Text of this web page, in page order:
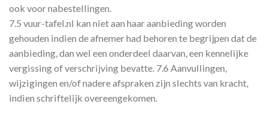
ook voor nabestellingen.
7.5 vuur-tafel.nl kan niet aan haar aanbieding worden
gehouden indien de afnemer had behoren te begrijpen dat de
aanbieding, dan wel een onderdeel daarvan, een kennelijke
vergissing of verschrijving bevatte. 7.6 Aanvullingen,
wijzigingen en/of nadere afspraken zijn slechts van kracht,
indien schriftelijk overeengekomen.